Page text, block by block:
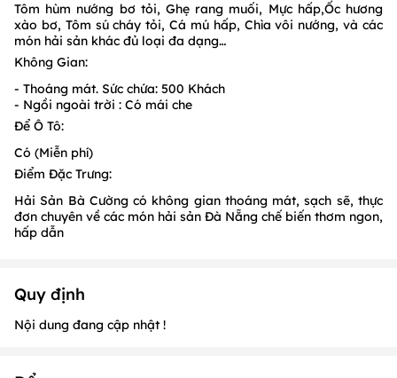
Tôm hùm nướng bơ tỏi, Ghẹ rang muối, Mực hấp,Ốc hương
xào bơ, Tôm sú cháy tỏi, Cá mú hấp, Chìa vôi nướng, và các
món hải sản khác đủ loại đa dạng…
Không Gian:
- Thoáng mát. Sức chứa: 500 Khách
- Ngồi ngoài trời : Có mái che
Để Ô Tô:
Có (Miễn phí)
Điểm Đặc Trưng:
Hải Sản Bà Cường có không gian thoáng mát, sạch sẽ, thực
đơn chuyên về các món hải sản Đà Nẵng chế biến thơm ngon,
hấp dẫn
Quy định
Nội dung đang cập nhật !